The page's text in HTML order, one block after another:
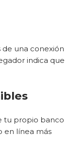
de una conexión
indica que
tu propio banco
en línea más